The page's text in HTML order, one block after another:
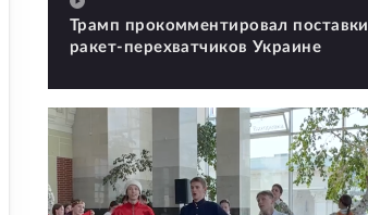
Трамп прокомментировал поставки
ракет-перехватчиков Украине